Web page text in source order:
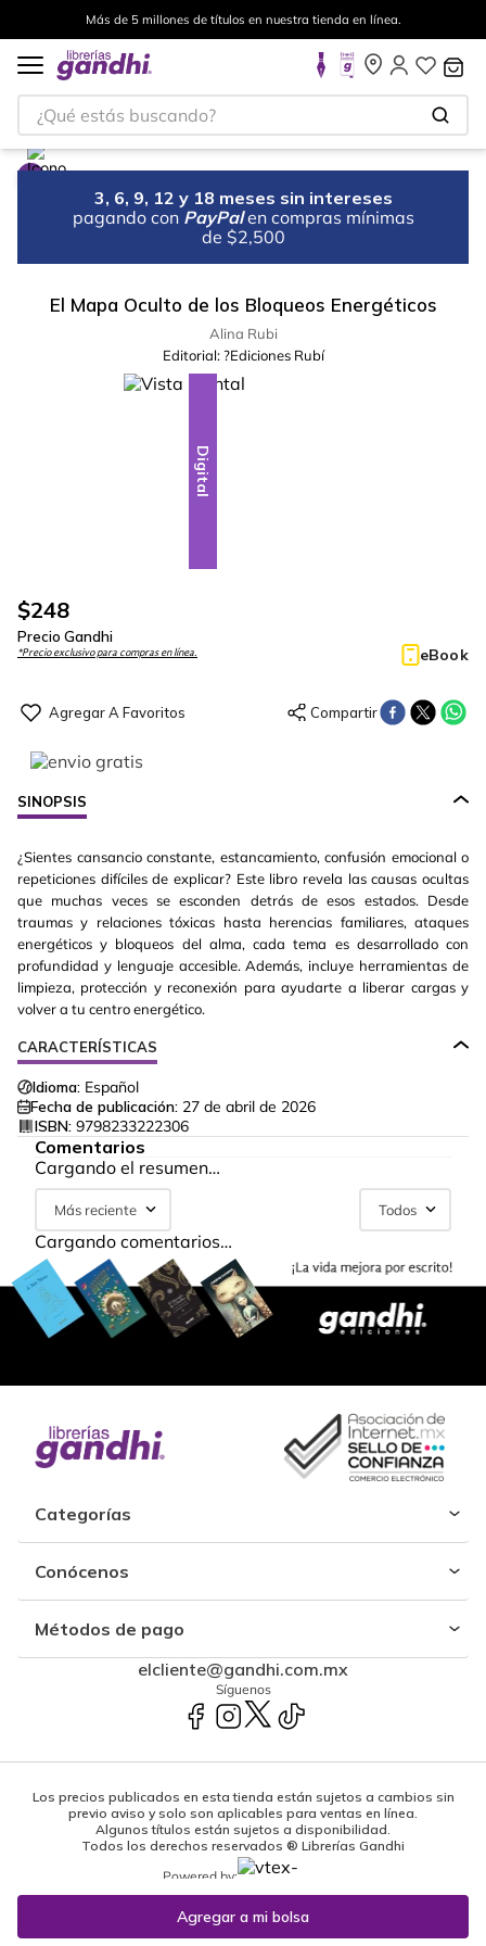
Más de 5 millones de títulos en nuestra tienda en línea.
¿Qué estás buscando?
3, 6, 9, 12 y 18 meses sin intereses
pagando con PayPal en compras mínimas
de $2,500
El Mapa Oculto de los Bloqueos Energéticos
Alina Rubi
Editorial: ?Ediciones Rubí
Digital
$248
Precio Gandhi
*Precio exclusivo para compras en línea. eBook
SINOPSIS
¿Sientes cansancio constante, estancamiento, confusión emocional o
repeticiones difíciles de explicar? Este libro revela las causas ocultas
que muchas veces se esconden detrás de esos estados. Desde
traumas y relaciones tóxicas hasta herencias familiares, ataques
energéticos y bloqueos del alma, cada tema es desarrollado con
profundidad y lenguaje accesible. Además, incluye herramientas de
limpieza, protección y reconexión para ayudarte a liberar cargas y
volver a tu centro energético.
CARACTERÍSTICAS
Idioma: Español
Fecha de publicación: 27 de abril de 2026
ISBN: 9798233222306
Comentarios
Cargando el resumen…
Más reciente Todos
Cargando comentarios…
Categorías
Conócenos
Métodos de pago
elcliente@gandhi.com.mx
Síguenos
Los precios publicados en esta tienda están sujetos a cambios sin
previo aviso y solo son aplicables para ventas en línea.
Algunos títulos están sujetos a disponibilidad.
Todos los derechos reservados ® Librerías Gandhi
Powered by: